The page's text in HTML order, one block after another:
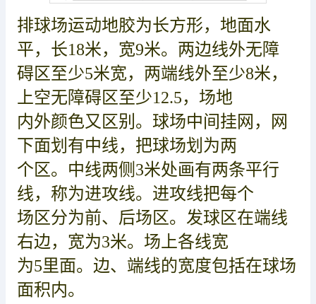
排球场运动地胶为长方形，地面水
平，长18米，宽9米。两边线外无障
碍区至少5米宽，两端线外至少8米，
上空无障碍区至少12.5，场地
内外颜色又区别。球场中间挂网，网
下面划有中线，把球场划为两
个区。 中线两侧3米处画有两条平行
线，称为进攻线。进攻线把每个
场区分为前、后场区。发球区在端线
右边，宽为3米。场上各线宽
为5里面。边、端线的宽度包括在球场
面积内。